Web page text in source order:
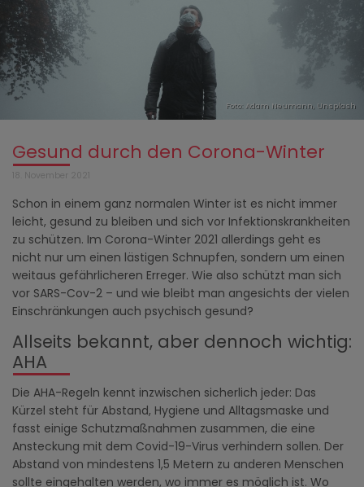
Foto: Adam Neumann Unsplash
Gesund durch den Corona-Winter
18. November 2021
Schon in einem ganz normalen Winter ist es nicht immer
leicht, gesund zu bleiben und sich vor Infektionskrankheiten
zu schützen. Im Corona-Winter 2021 allerdings geht es
nicht nur um einen lästigen Schnupfen, sondern um einen
weitaus gefährlicheren Erreger. Wie also schützt man sich
vor SARS-Cov-2 – und wie bleibt man angesichts der vielen
Einschränkungen auch psychisch gesund?
Allseits bekannt, aber dennoch wichtig:
AHA
Die AHA-Regeln kennt inzwischen sicherlich jeder: Das
Kürzel steht für Abstand, Hygiene und Alltagsmaske und
fasst einige Schutzmaßnahmen zusammen, die eine
Ansteckung mit dem Covid-19-Virus verhindern sollen. Der
Abstand von mindestens 1,5 Metern zu anderen Menschen
sollte eingehalten werden, wo immer es möglich ist. Wo